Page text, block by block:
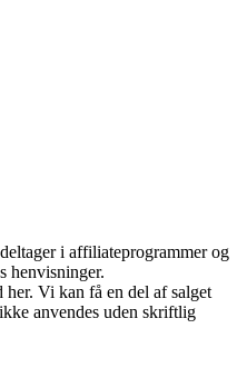
i affiliateprogrammer og
henvisninger.
Vi kan få en del af salget
anvendes uden skriftlig